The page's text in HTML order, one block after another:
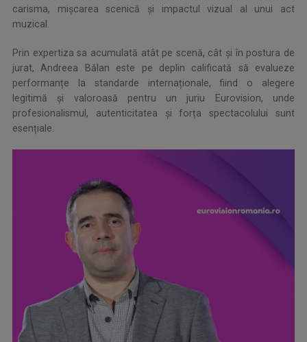
carisma, mișcarea scenică și impactul vizual al unui act
muzical.
Prin expertiza sa acumulată atât pe scenă, cât și în postura de
jurat, Andreea Bălan este pe deplin calificată să evalueze
performanțe la standarde internaționale, fiind o alegere
legitimă și valoroasă pentru un juriu Eurovision, unde
profesionalismul, autenticitatea și forța spectacolului sunt
esențiale.